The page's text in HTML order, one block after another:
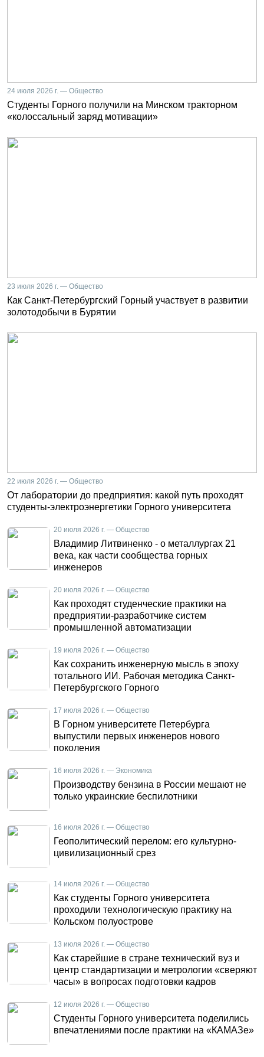
24 июля 2026 г. — Общество
Студенты Горного получили на Минском тракторном
«колоссальный заряд мотивации»
23 июля 2026 г. — Общество
Как Санкт-Петербургский Горный участвует в развитии
золотодобычи в Бурятии
22 июля 2026 г. — Общество
От лаборатории до предприятия: какой путь проходят
студенты-электроэнергетики Горного университета
20 июля 2026 г. — Общество
Владимир Литвиненко - о металлургах 21
века, как части сообщества горных
инженеров
20 июля 2026 г. — Общество
Как проходят студенческие практики на
предприятии-разработчике систем
промышленной автоматизации
19 июля 2026 г. — Общество
Как сохранить инженерную мысль в эпоху
тотального ИИ. Рабочая методика Санкт-
Петербургского Горного
17 июля 2026 г. — Общество
В Горном университете Петербурга
выпустили первых инженеров нового
поколения
16 июля 2026 г. — Экономика
Производству бензина в России мешают не
только украинские беспилотники
16 июля 2026 г. — Общество
Геополитический перелом: его культурно-
цивилизационный срез
14 июля 2026 г. — Общество
Как студенты Горного университета
проходили технологическую практику на
Кольском полуострове
13 июля 2026 г. — Общество
Как старейшие в стране технический вуз и
центр стандартизации и метрологии «сверяют
часы» в вопросах подготовки кадров
12 июля 2026 г. — Общество
Студенты Горного университета поделились
впечатлениями после практики на «КАМАЗе»